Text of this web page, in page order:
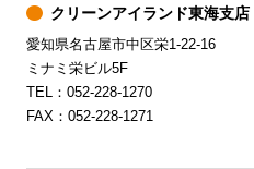
クリーンアイランド東海支店
愛知県名古屋市中区栄1-22-16
ミナミ栄ビル5F
TEL：052-228-1270
FAX：052-228-1271